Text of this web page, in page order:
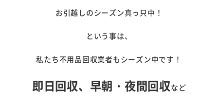
お引越しのシーズン真っ只中！
という事は、
私たち不用品回収業者もシーズン中です！
即日回収、早朝・夜間回収など